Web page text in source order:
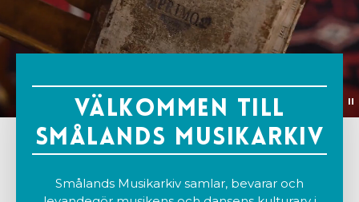
Välkommen till
Smålands Musikarkiv
Smålands Musikarkiv samlar, bevarar och